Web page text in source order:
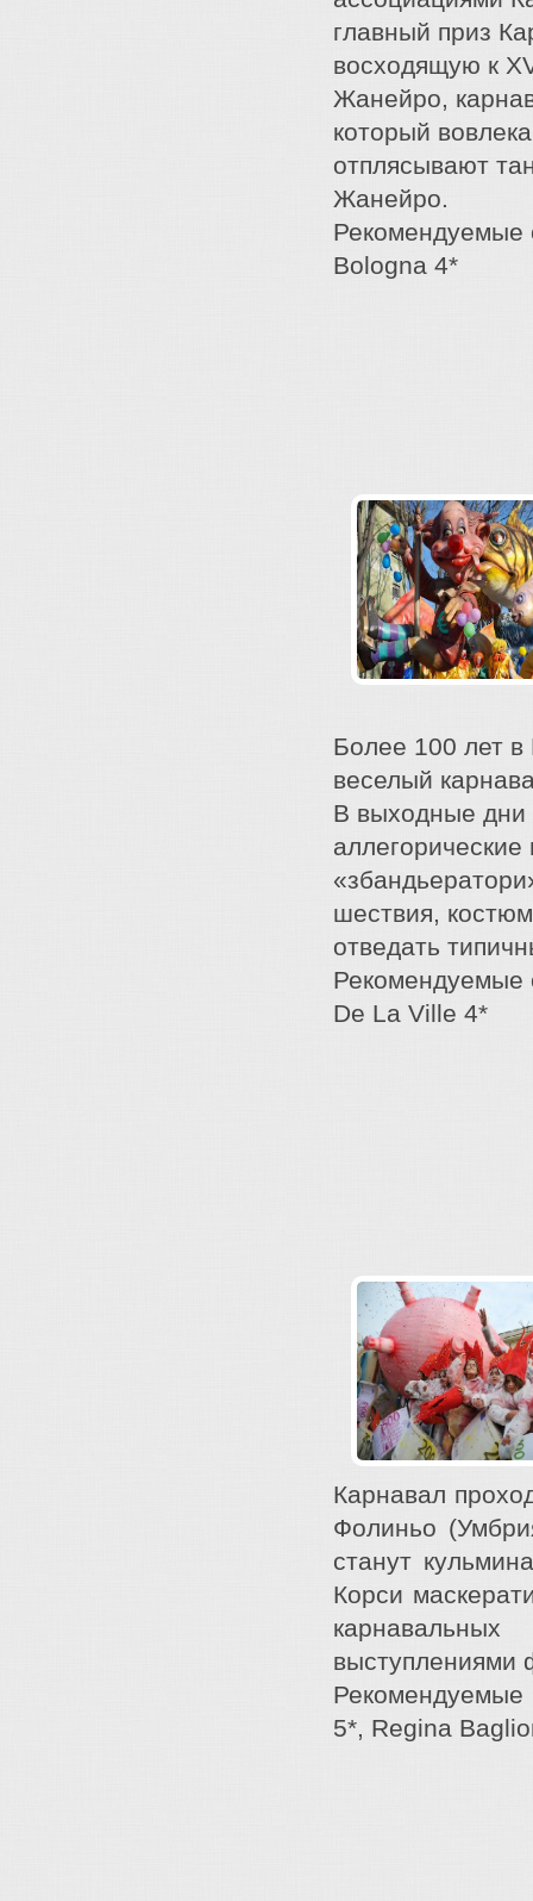
главный приз
восходящую к
Жанейро,
который
отплясывают
Жанейро.
Рекомендуемые
Bologna 4*
Более 100 лет
веселый
В выходные дни
шествия,
отведать
Рекомендуемые
De La Ville 4*
Карнавал
Фолиньо
станут
Корси
выступлениями
5*, Regina